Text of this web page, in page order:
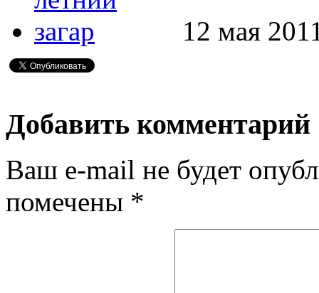
12 мая
Добавить комментарий
Ваш e-mail не будет
помечены *